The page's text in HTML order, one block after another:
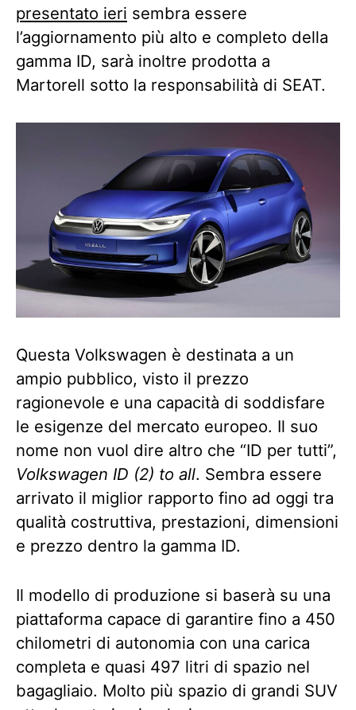
presentato ieri sembra essere
l’aggiornamento più alto e completo della
gamma ID, sarà inoltre prodotta a
Martorell sotto la responsabilità di SEAT.
Questa Volkswagen è destinata a un
ampio pubblico, visto il prezzo
ragionevole e una capacità di soddisfare
le esigenze del mercato europeo. Il suo
nome non vuol dire altro che “ID per tutti”,
Volkswagen ID (2) to all. Sembra essere
arrivato il miglior rapporto fino ad oggi tra
qualità costruttiva, prestazioni, dimensioni
e prezzo dentro la gamma ID.
Il modello di produzione si baserà su una
piattaforma capace di garantire fino a 450
chilometri di autonomia con una carica
completa e quasi 497 litri di spazio nel
bagagliaio. Molto più spazio di grandi SUV